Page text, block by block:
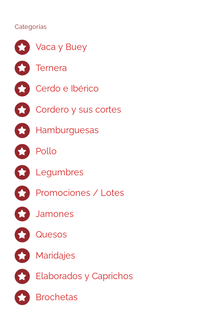
Categorías
Vaca y Buey
Ternera
Cerdo e Ibérico
Cordero y sus cortes
Hamburguesas
Pollo
Legumbres
Promociones / Lotes
Jamones
Quesos
Maridajes
Elaborados y Caprichos
Brochetas